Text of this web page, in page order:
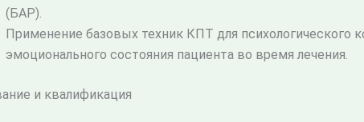
(БАР).
Применение базовых техник КПТ для психологического
эмоционального состояния пациента во время лечения.
и квалификация